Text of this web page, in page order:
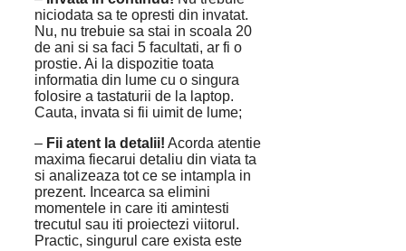
niciodata sa te opresti din invatat.
Nu, nu trebuie sa stai in scoala 20
de ani si sa faci 5 facultati, ar fi o
prostie. Ai la dispozitie toata
informatia din lume cu o singura
folosire a tastaturii de la laptop.
Cauta, invata si fii uimit de lume;
– Fii atent la detalii! Acorda atentie
maxima fiecarui detaliu din viata ta
si analizeaza tot ce se intampla in
prezent. Incearca sa elimini
momentele in care iti amintesti
trecutul sau iti proiectezi viitorul.
Practic, singurul care exista este